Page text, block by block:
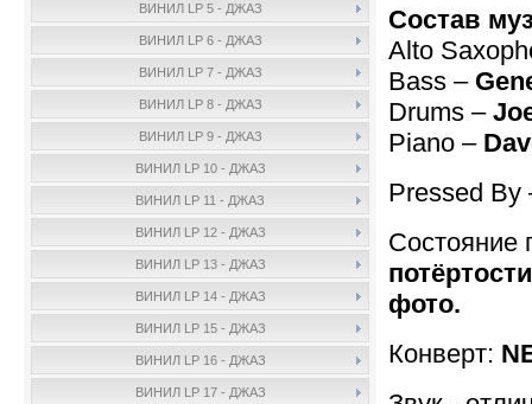
ВИНИЛ LP 5 - ДЖАЗ
ВИНИЛ LP 6 - ДЖАЗ
ВИНИЛ LP 7 - ДЖАЗ
ВИНИЛ LP 8 - ДЖАЗ
ВИНИЛ LP 9 - ДЖАЗ
ВИНИЛ LP 10 - ДЖАЗ
ВИНИЛ LP 11 - ДЖАЗ
ВИНИЛ LP 12 - ДЖАЗ
ВИНИЛ LP 13 - ДЖАЗ
ВИНИЛ LP 14 - ДЖАЗ
ВИНИЛ LP 15 - ДЖАЗ
ВИНИЛ LP 16 - ДЖАЗ
ВИНИЛ LP 17 - ДЖАЗ
Состав
Alto
Bass –
Drums –
Piano –
Pressed
Состояние
фото.
Конверт: